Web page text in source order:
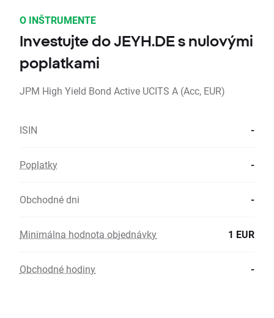
O INŠTRUMENTE
Investujte do JEYH.DE s nulovými
poplatkami
JPM High Yield Bond Active UCITS A (Acc, EUR)
ISIN -
Poplatky -
Obchodné dni -
Minimálna hodnota objednávky 1 EUR
Obchodné hodiny -